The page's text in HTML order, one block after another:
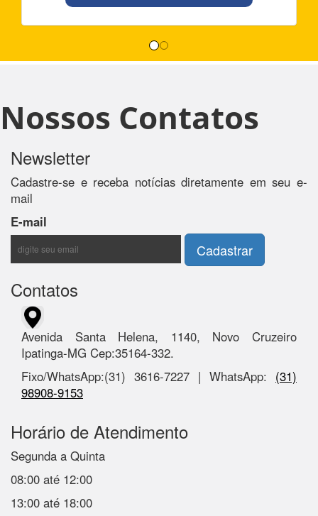
Nossos Contatos
Newsletter
Cadastre-se e receba notícias diretamente em seu e-
mail
E-mail
Contatos
Avenida Santa Helena, 1140, Novo Cruzeiro
Ipatinga-MG Cep:35164-332.
Fixo/WhatsApp:(31) 3616-7227 | WhatsApp: (31)
98908-9153
Horário de Atendimento
Segunda a Quinta
08:00 até 12:00
13:00 até 18:00